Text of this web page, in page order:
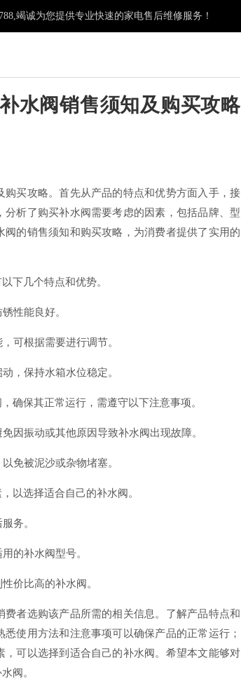
竭诚为您提供专业快速的家电售后维修服务！
水阀销售须知及购买攻略
买攻略。首先从产品的特点和优势方面入手，接
析了购买补水阀需要考虑的因素，包括品牌、型
的销售须知和购买攻略，为消费者提供了实用的
下几个特点和优势。
性能良好。
可根据需要进行调节。
，保持水箱水位稳定。
确保其正常运行，需遵守以下注意事项。
因振动或其他原因导致补水阀出现故障。
免被泥沙或杂物堵塞。
以选择适合自己的补水阀。
务。
的补水阀型号。
价比高的补水阀。
者选购该产品所需的相关信息。了解产品特点和
使用方法和注意事项可以确保产品的正常运行；
可以选择到适合自己的补水阀。希望本文能够对
阀。